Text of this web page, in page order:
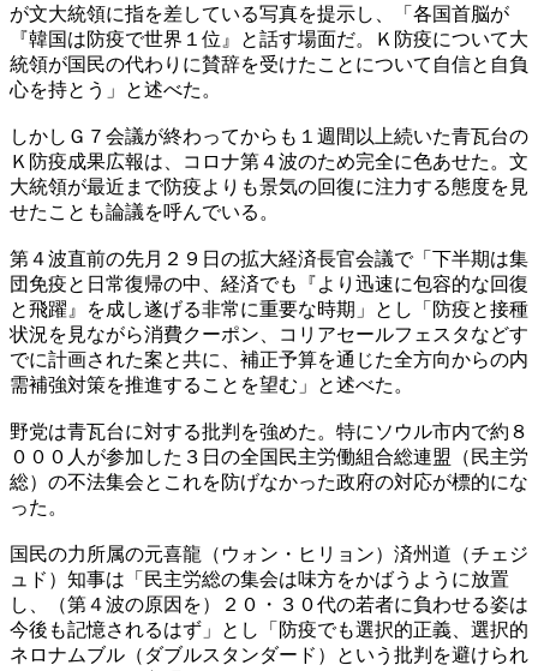
が文大統領に指を差している写真を提示し、「各国首脳が
『韓国は防疫で世界１位』と話す場面だ。Ｋ防疫について大
統領が国民の代わりに賛辞を受けたことについて自信と自負
心を持とう」と述べた。
しかしＧ７会議が終わってからも１週間以上続いた青瓦台の
Ｋ防疫成果広報は、コロナ第４波のため完全に色あせた。文
大統領が最近まで防疫よりも景気の回復に注力する態度を見
せたことも論議を呼んでいる。
第４波直前の先月２９日の拡大経済長官会議で「下半期は集
団免疫と日常復帰の中、経済でも『より迅速に包容的な回復
と飛躍』を成し遂げる非常に重要な時期」とし「防疫と接種
状況を見ながら消費クーポン、コリアセールフェスタなどす
でに計画された案と共に、補正予算を通じた全方向からの内
需補強対策を推進することを望む」と述べた。
野党は青瓦台に対する批判を強めた。特にソウル市内で約８
０００人が参加した３日の全国民主労働組合総連盟（民主労
総）の不法集会とこれを防げなかった政府の対応が標的にな
った。
国民の力所属の元喜龍（ウォン・ヒリョン）済州道（チェジ
ュド）知事は「民主労総の集会は味方をかばうように放置
し、（第４波の原因を）２０・３０代の若者に負わせる姿は
今後も記憶されるはず」とし「防疫でも選択的正義、選択的
ネロナムブル（ダブルスタンダード）という批判を避けられ